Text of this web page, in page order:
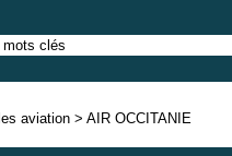
aviation > AIR OCCITANIE